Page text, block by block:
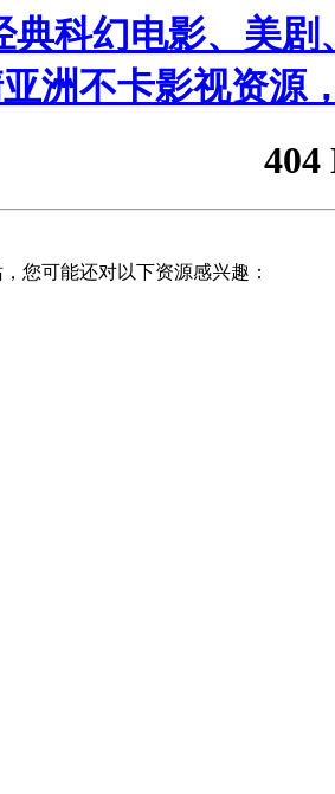
典科幻电影、美
洲不卡影视资
404
您可能还对以下资源感兴趣：